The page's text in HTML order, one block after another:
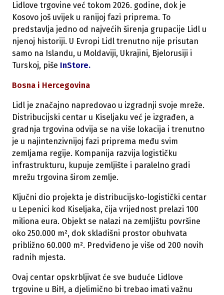
Lidlove trgovine već tokom 2026. godine, dok je
Kosovo još uvijek u ranijoj fazi priprema. To
predstavlja jedno od najvećih širenja grupacije Lidl u
njenoj historiji. U Evropi Lidl trenutno nije prisutan
samo na Islandu, u Moldaviji, Ukrajini, Bjelorusiji i
Turskoj, piše InStore.
Bosna i Hercegovina
Lidl je značajno napredovao u izgradnji svoje mreže.
Distribucijski centar u Kiseljaku već je izgrađen, a
gradnja trgovina odvija se na više lokacija i trenutno
je u najintenzivnijoj fazi priprema među svim
zemljama regije. Kompanija razvija logističku
infrastrukturu, kupuje zemljište i paralelno gradi
mrežu trgovina širom zemlje.
Ključni dio projekta je distribucijsko-logistički centar
u Lepenici kod Kiseljaka, čija vrijednost prelazi 100
miliona eura. Objekt se nalazi na zemljištu površine
oko 250.000 m², dok skladišni prostor obuhvata
približno 60.000 m². Predviđeno je više od 200 novih
radnih mjesta.
Ovaj centar opskrbljivat će sve buduće Lidlove
trgovine u BiH, a djelimično bi trebao imati važnu